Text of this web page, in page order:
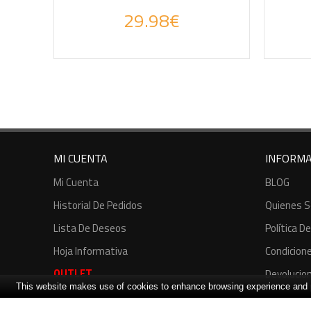
29.98€
MI CUENTA
Mi Cuenta
Historial De Pedidos
Lista De Deseos
Hoja Informativa
OUTLET
BLOG
Quienes
Política
This website makes use of cookies to enhance browsing experience